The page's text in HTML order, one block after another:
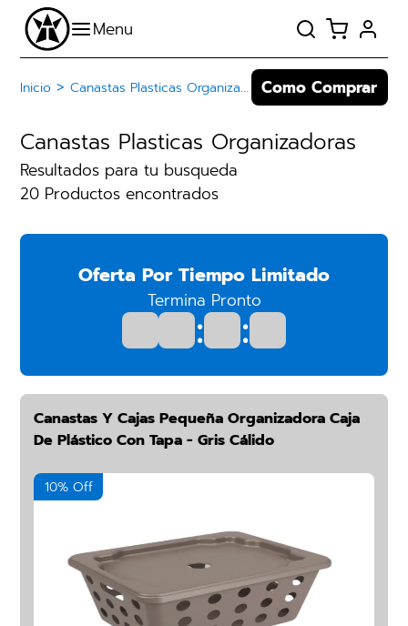
Inicio >Canastas Plasticas Organizadoras Como Comprar
Canastas Plasticas Organizadoras
Resultados para tu busqueda
20 Productos encontrados
Oferta Por Tiempo Limitado
Termina Pronto
: :
Canastas Y Cajas Pequeña Organizadora Caja
De Plástico Con Tapa - Gris Cálido
10% Off